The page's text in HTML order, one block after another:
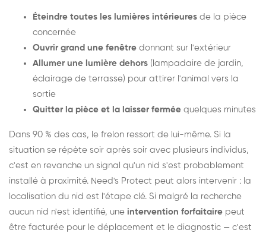
Éteindre toutes les lumières intérieures de la pièce
concernée
Ouvrir grand une fenêtre donnant sur l'extérieur
Allumer une lumière dehors (lampadaire de jardin,
éclairage de terrasse) pour attirer l'animal vers la
sortie
Quitter la pièce et la laisser fermée quelques minutes
Dans 90 % des cas, le frelon ressort de lui-même. Si la
situation se répète soir après soir avec plusieurs individus,
c'est en revanche un signal qu'un nid s'est probablement
installé à proximité. Need's Protect peut alors intervenir : la
localisation du nid est l'étape clé. Si malgré la recherche
aucun nid n'est identifié, une intervention forfaitaire peut
être facturée pour le déplacement et le diagnostic — c'est